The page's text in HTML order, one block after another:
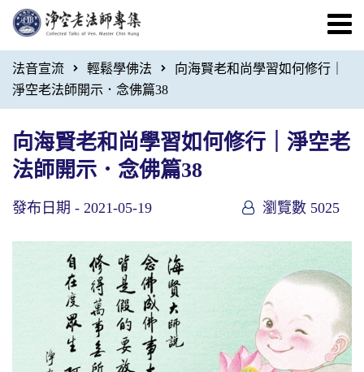
法音宣流 輕鬆學佛法
向海賢老和尚學習如何修行｜
淨空老法師開示．念佛篇38
向海賢老和尚學習如何修行｜淨空老
法師開示．念佛篇38
發布日期 - 2021-05-19 瀏覽數 5025